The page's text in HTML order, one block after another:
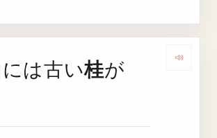
は古い桂が